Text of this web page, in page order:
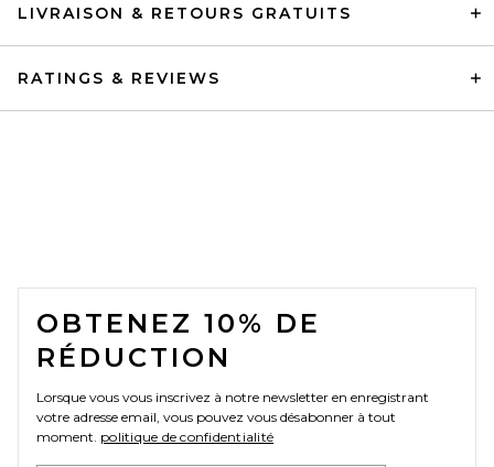
LIVRAISON & RETOURS GRATUITS
RATINGS & REVIEWS
FOOTER
OBTENEZ 10% DE
RÉDUCTION
Lorsque vous vous inscrivez à notre newsletter en enregistrant
votre adresse email, vous pouvez vous désabonner à tout
moment. politique de confidentialité